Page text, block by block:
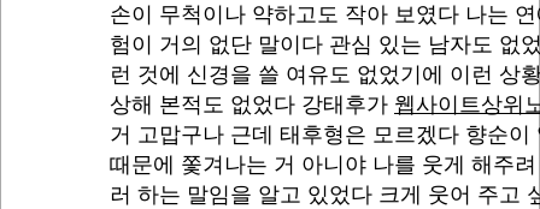
손이 무척이나 약하고도 작아 보였다 나는
험이 거의 없단 말이다 관심 있는 남자도 없
런 것에 신경을 쓸 여유도 없었기에 이런 상
상해 본적도 없었다 강태후가 웹사이트상위
거 고맙구나 근데 태후형은 모르겠다 향순이
때문에 쫓겨나는 거 아니야 나를 웃게 해주
러 하는 말임을 알고 있었다 크게 웃어 주고